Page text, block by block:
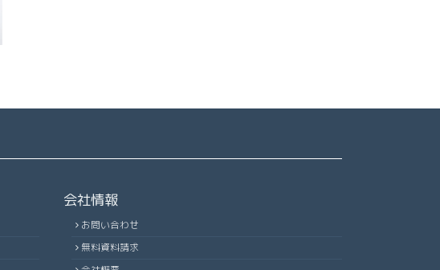
会社情報
お問い合わせ
無料資料請求